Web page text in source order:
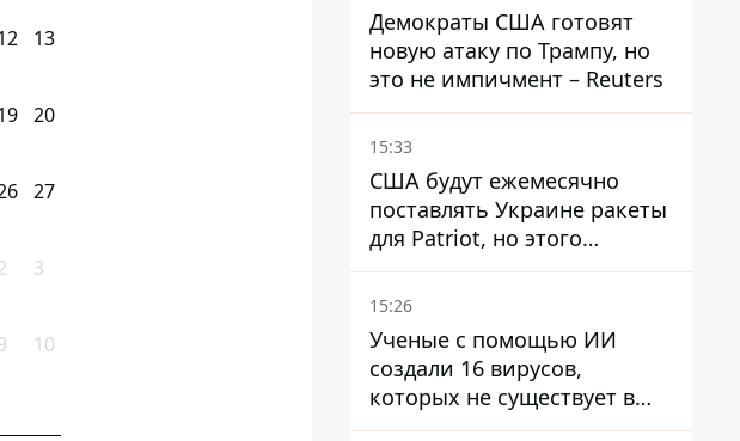
13
20
27
3
10
Демократы США готовят
новую атаку по Трампу, но
это не импичмент – Reuters
15:33
США будут ежемесячно
поставлять Украине ракеты
для Patriot, но этого
недостаточно – Зеленский
15:26
Ученые с помощью ИИ
создали 16 вирусов,
которых не существует в
природе